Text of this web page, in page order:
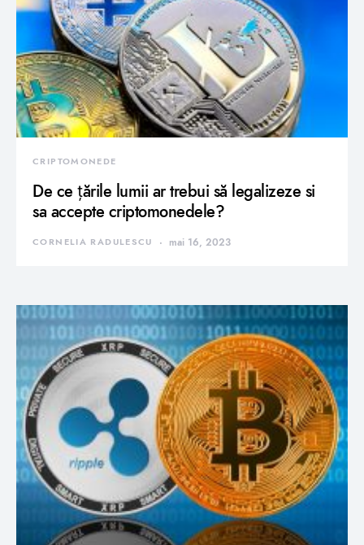
CRIPTOMONEDE
De ce țările lumii ar trebui să legalizeze si
sa accepte criptomonedele?
CORNELIA RADULESCU mai 16, 2023